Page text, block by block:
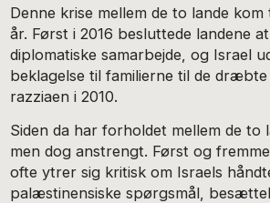
Denne krise mellem de to lande kom
år. Først i 2016 besluttede landene
diplomatiske samarbejde, og Israel
beklagelse til familierne til de
razziaen i 2010.
Siden da har forholdet mellem de to
men dog anstrengt. Først og
ofte ytrer sig kritisk om Israels
palæstinensiske spørgsmål,